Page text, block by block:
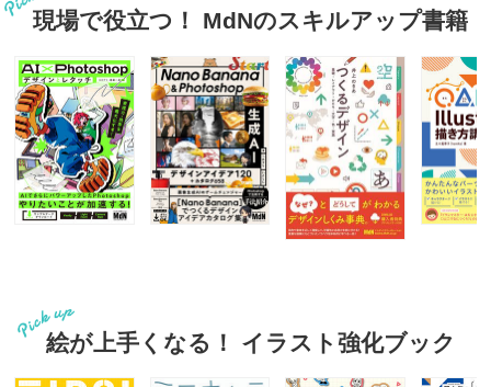
現場で役立つ！ MdNのスキルアップ書籍
絵が上手くなる！ イラスト強化ブック